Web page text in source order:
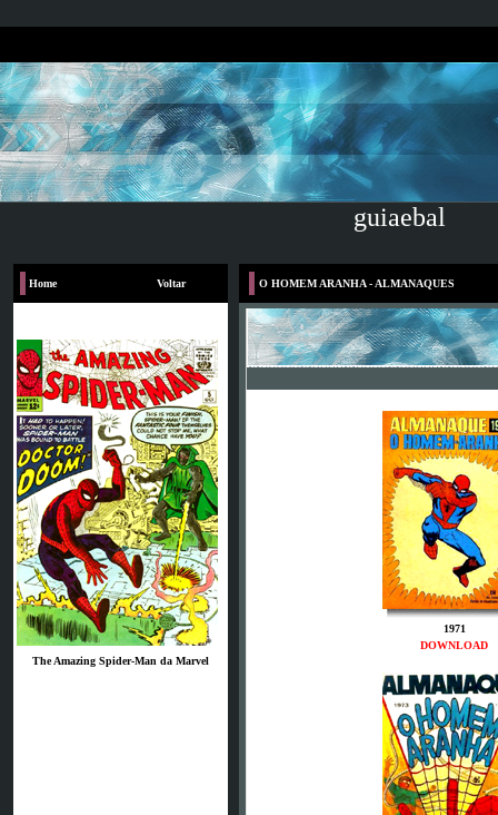
guiaebal
Home Voltar
The Amazing Spider-Man da Marvel
O HOMEM ARANHA - ALMANAQUES
1971
DOWNLOAD